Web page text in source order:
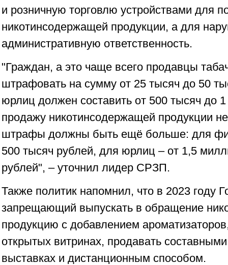
и розничную торговлю устройствами для
никотинсодержащей продукции, а для
административную ответственность.
"Граждан, а это чаще всего продавцы
штрафовать на сумму от 25 тысяч до 50
юрлиц должен составить от 500 тысяч до
продажу никотинсодержащей продукции
штрафы должны быть ещё больше: для
500 тысяч рублей, для юрлиц – от 1,5
рублей", – уточнил лидер СРЗП.
Также политик напомнил, что в 2023 году
запрещающий выпускать в обращение
продукцию с добавлением
открытых витринах, продавать
выставках и дистанционным способом.